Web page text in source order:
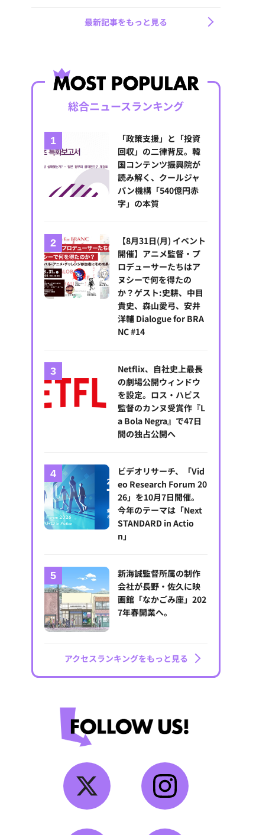
最新記事をもっと見る
総合ニュースランキング
「政策支援」と「投資
回収」の二律背反。韓
国コンテンツ振興院が
読み解く、クールジャ
パン機構「540億円赤
字」の本質
【8月31日(月) イベント
開催】アニメ監督・プ
ロデューサーたちはア
ヌシーで何を得たの
か？ゲスト:史耕、中目
貴史、森山愛弓、安井
洋輔 Dialogue for BRA
NC #14
Netflix、自社史上最長
の劇場公開ウィンドウ
を設定。ロス・ハビス
監督のカンヌ受賞作『L
a Bola Negra』で47日
間の独占公開へ
ビデオリサーチ、「Vid
eo Research Forum 20
26」を10月7日開催。
今年のテーマは「Next
STANDARD in Actio
n」
新海誠監督所属の制作
会社が長野・佐久に映
画館「なかごみ座」202
7年春開業へ。
アクセスランキングをもっと見る